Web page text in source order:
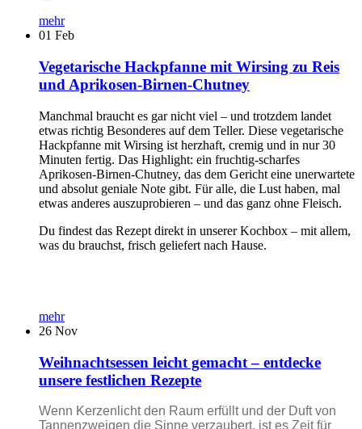
mehr
01 Feb
Vegetarische Hackpfanne mit Wirsing zu Reis
und Aprikosen-Birnen-Chutney
Manchmal braucht es gar nicht viel – und trotzdem landet
etwas richtig Besonderes auf dem Teller. Diese vegetarische
Hackpfanne mit Wirsing ist herzhaft, cremig und in nur 30
Minuten fertig. Das Highlight: ein fruchtig-scharfes
Aprikosen-Birnen-Chutney, das dem Gericht eine unerwartete
und absolut geniale Note gibt. Für alle, die Lust haben, mal
etwas anderes auszuprobieren – und das ganz ohne Fleisch.
Du findest das Rezept direkt in unserer Kochbox – mit allem,
was du brauchst, frisch geliefert nach Hause.
mehr
26 Nov
Weihnachtsessen leicht gemacht – entdecke
unsere festlichen Rezepte
Wenn Kerzenlicht den Raum erfüllt und der Duft von
Tannenzweigen die Sinne verzaubert, ist es Zeit für